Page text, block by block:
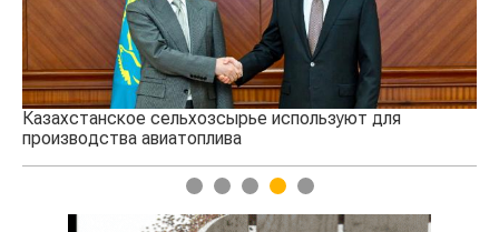
Казахстанское сельхозсырье используют для
производства авиатоплива
1 2 3 4 5